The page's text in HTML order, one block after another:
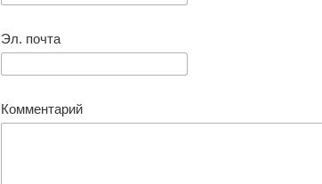
Эл. почта
Комментарий